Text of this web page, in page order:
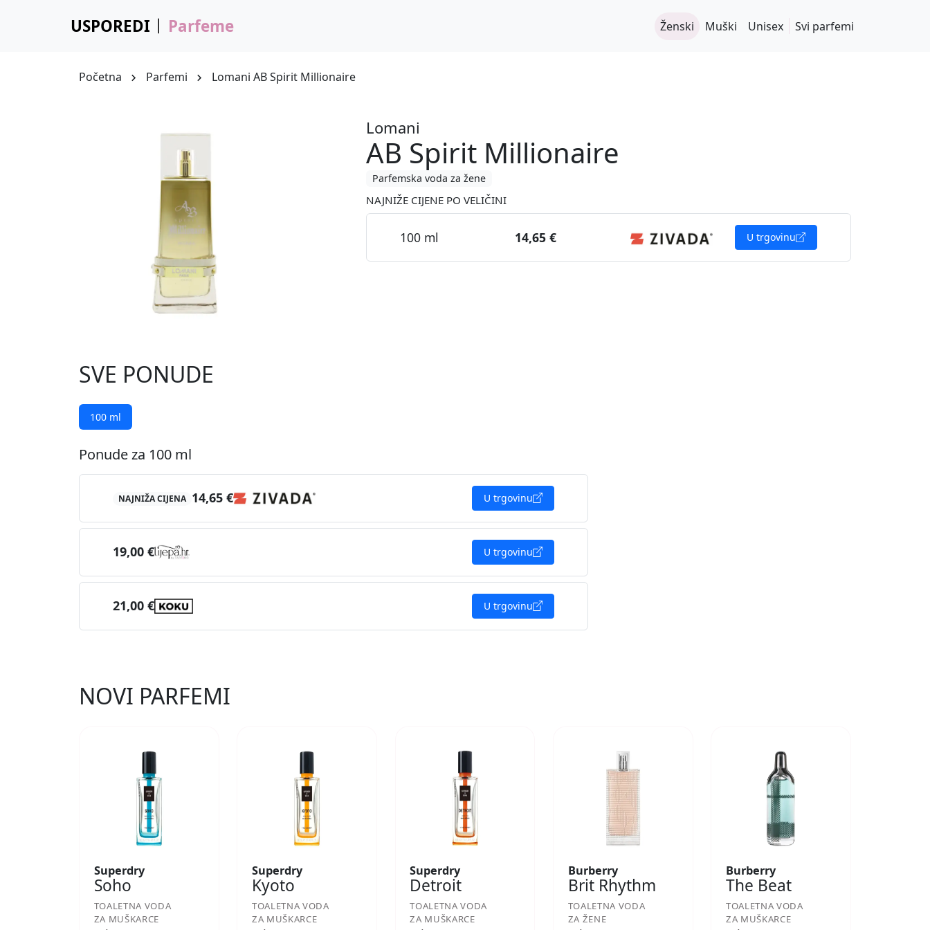
USPOREDI Parfeme Ženski Muški Unisex Svi parfemi
Početna Parfemi Lomani AB Spirit Millionaire
Lomani
AB Spirit Millionaire
Parfemska voda za žene
NAJNIŽE CIJENE PO VELIČINI
100 ml 14,65 € U trgovinu
SVE PONUDE
100 ml
Ponude za 100 ml
NAJNIŽA CIJENA 14,65 € U trgovinu
19,00 € U trgovinu
21,00 € U trgovinu
NOVI PARFEMI
Superdry
Soho
TOALETNA VODA
ZA MUŠKARCE
Superdry
Kyoto
TOALETNA VODA
ZA MUŠKARCE
Superdry
Detroit
TOALETNA VODA
ZA MUŠKARCE
Burberry
Brit Rhythm
TOALETNA VODA
ZA ŽENE
Burberry
The Beat
TOALETNA VODA
ZA MUŠKARCE